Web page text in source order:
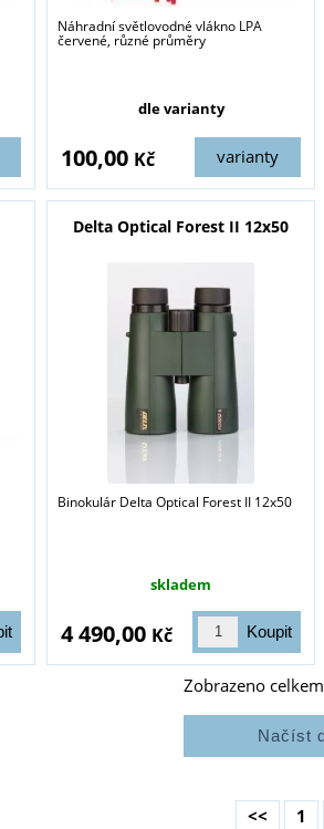
Náhradní světlovodné vlákno LPA
červené, různé průměry
dle varianty
varianty
100,00 Kč
Delta Optical Forest II 12x50
Binokulár Delta Optical Forest II 12x50
skladem
4 490,00 Kč
Zobrazeno celkem
<< 1
NE